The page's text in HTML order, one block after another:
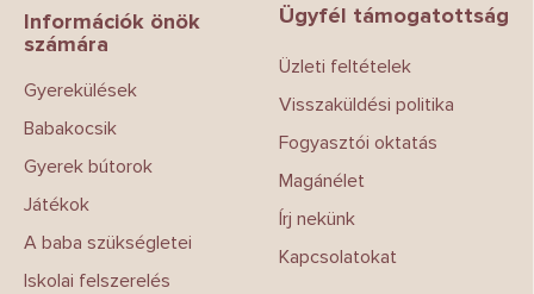
Információk önök
számára
Gyerekülések
Babakocsik
Gyerek bútorok
Játékok
A baba szükségletei
Iskolai felszerelés
Ügyfél támogatottság
Üzleti feltételek
Visszaküldési politika
Fogyasztói oktatás
Magánélet
Írj nekünk
Kapcsolatokat